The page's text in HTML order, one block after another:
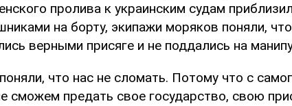
пролива к украинским судам
на борту, экипажи моряков поняли,
верными присяге и не поддались на
что нас не сломать. Потому что с
сможем предать свое государство, свою